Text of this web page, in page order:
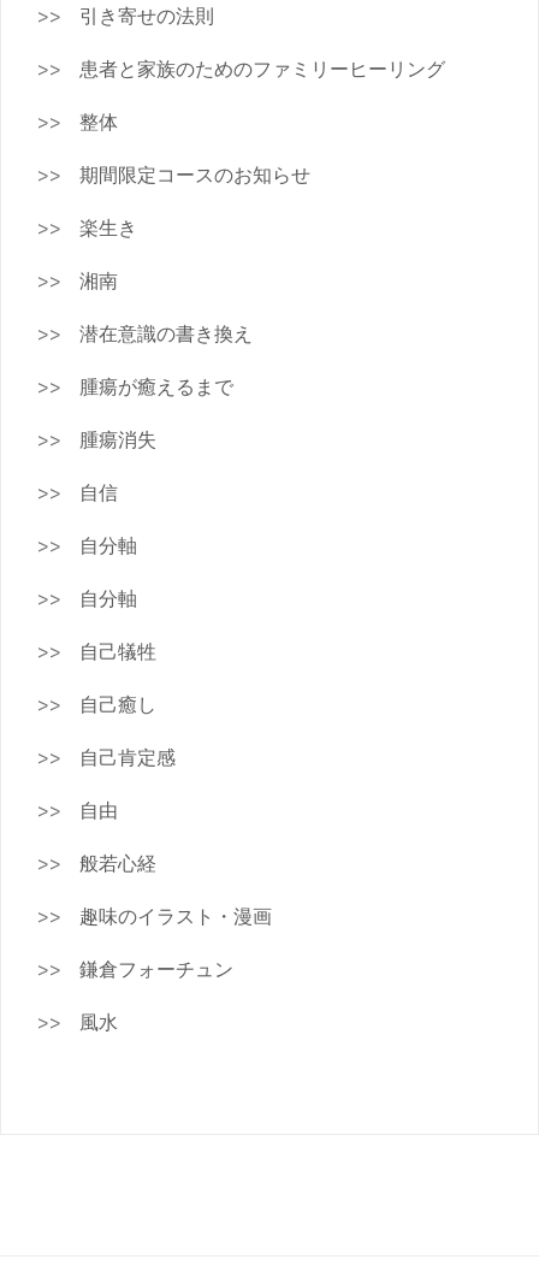
引き寄せの法則
患者と家族のためのファミリーヒーリング
整体
期間限定コースのお知らせ
楽生き
湘南
潜在意識の書き換え
腫瘍が癒えるまで
腫瘍消失
自信
自分軸
自分軸
自己犠牲
自己癒し
自己肯定感
自由
般若心経
趣味のイラスト・漫画
鎌倉フォーチュン
風水